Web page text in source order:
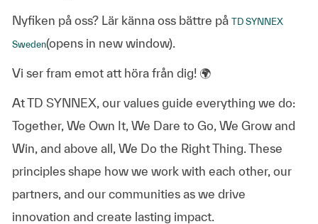
Nyfiken på oss? Lär känna oss bättre på TD SYNNEX
Sweden(opens in new window).
Vi ser fram emot att höra från dig! 🌍
At TD SYNNEX, our values guide everything we do:
Together, We Own It, We Dare to Go, We Grow and
Win, and above all, We Do the Right Thing. These
principles shape how we work with each other, our
partners, and our communities as we drive
innovation and create lasting impact.